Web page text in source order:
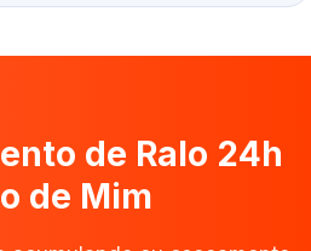
de Ralo 24h
de Mim